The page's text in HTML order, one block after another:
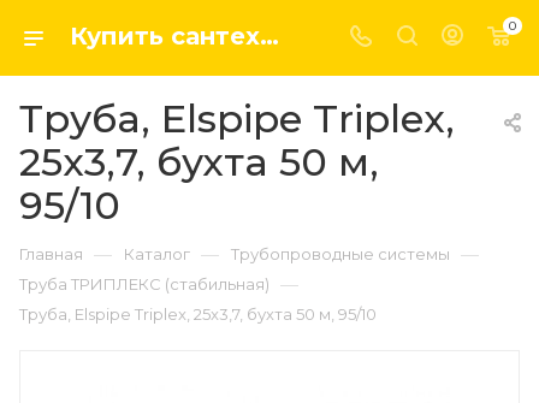
Купить сантехнику, системы отопление и водоснабжения оптом и в розницу в интернет-магазине elsen-opt.ru 0
Труба, Elspipe Triplex,
25x3,7, бухта 50 м,
95/10
Главная — Каталог — Трубопроводные системы —
Труба ТРИПЛЕКС (стабильная) —
Труба, Elspipe Triplex, 25x3,7, бухта 50 м, 95/10